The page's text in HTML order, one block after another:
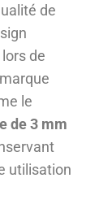
de
de
le
de 3 mm
utilisation